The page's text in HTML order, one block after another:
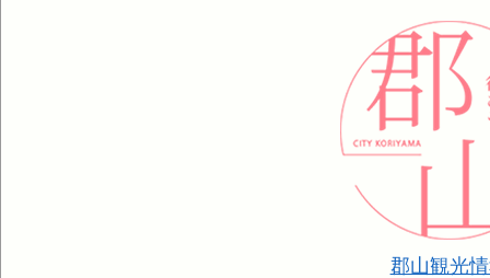
郡山観光